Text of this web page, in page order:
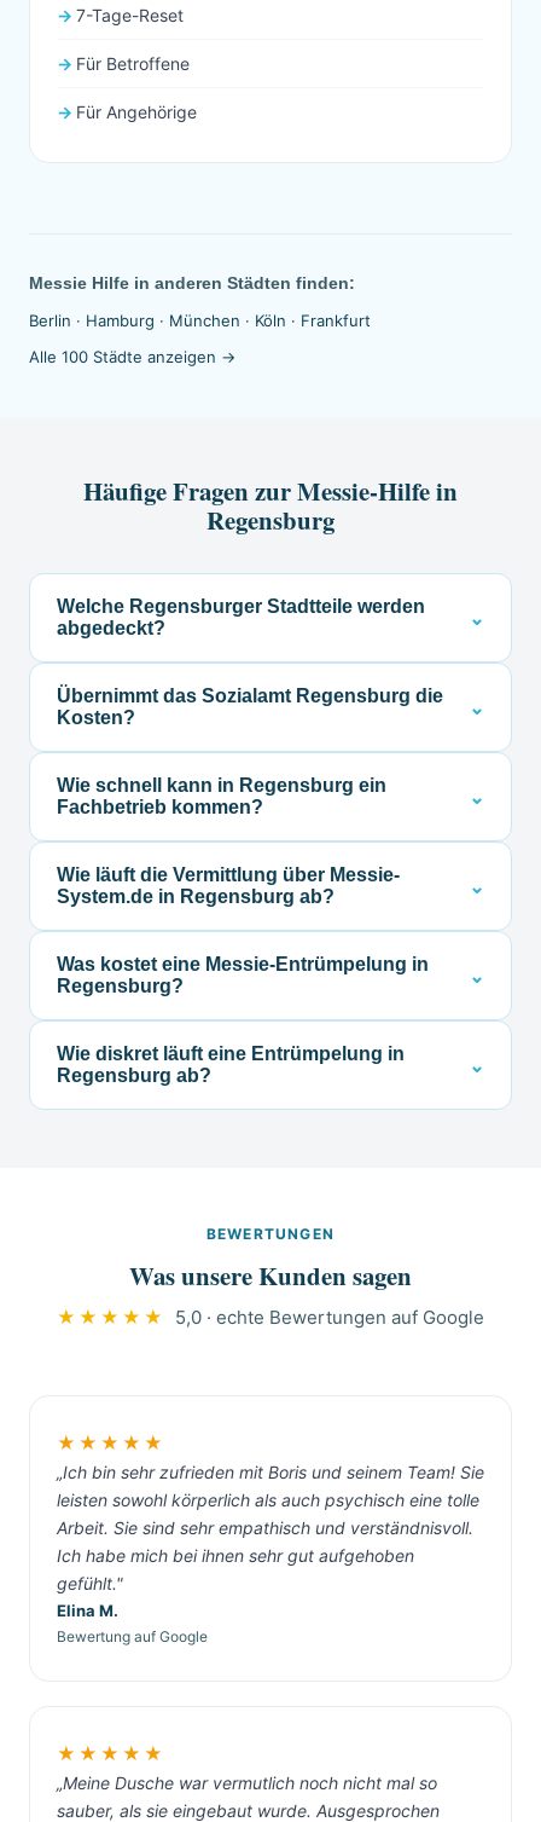
7-Tage-Reset
Für Betroffene
Für Angehörige
Messie Hilfe in anderen Städten finden:
Berlin · Hamburg · München · Köln · Frankfurt
Alle 100 Städte anzeigen →
Häufige Fragen zur Messie-Hilfe in
Regensburg
Welche Regensburger Stadtteile werden
abgedeckt?
⌄
bis zur Altstadt.
Übernimmt das Sozialamt Regensburg die
Kosten?
⌄
SGB XII.
Wie schnell kann in Regensburg ein
Fachbetrieb kommen?
⌄
Wie läuft die Vermittlung über Messie-
System.de in Regensburg ab?
⌄
Messie-System.de innerhalb von 24 Stunden mit
entscheiden dann, ob und wann der Fachbetrieb
Was kostet eine Messie-Entrümpelung in
Regensburg?
⌄
Preis schätzen wir vorab transparent und
Wie diskret läuft eine Entrümpelung in
Regensburg ab?
⌄
Einsatzes. Diskretion ist bei Messie-Situationen
selbstverständlich, in Regensburg wie überall.
BEWERTUNGEN
Was unsere Kunden sagen
★★★★★ 5,0 · echte Bewertungen auf Google
★★★★★
„Ich bin sehr zufrieden mit Boris und seinem Team! Sie
leisten sowohl körperlich als auch psychisch eine tolle
Arbeit. Sie sind sehr empathisch und verständnisvoll.
Ich habe mich bei ihnen sehr gut aufgehoben
gefühlt."
Elina M.
Bewertung auf Google
★★★★★
„Meine Dusche war vermutlich noch nicht mal so
sauber, als sie eingebaut wurde. Ausgesprochen